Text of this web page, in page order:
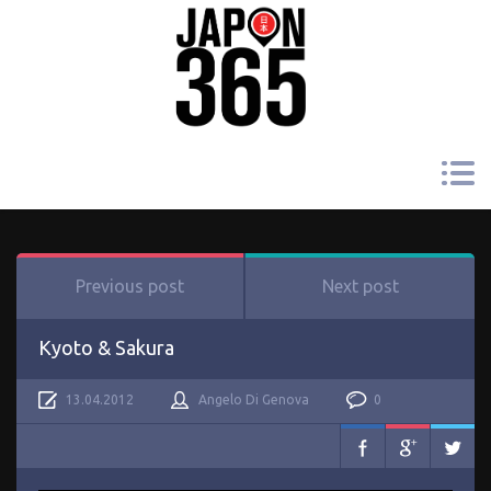
Previous post Next post
Kyoto & Sakura
13.04.2012 Angelo Di Genova 0